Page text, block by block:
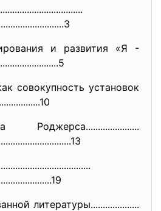
..............................
...3
и развития «Я -
.................5
совокупность установок
.........10
......13
..............................
литературы....................